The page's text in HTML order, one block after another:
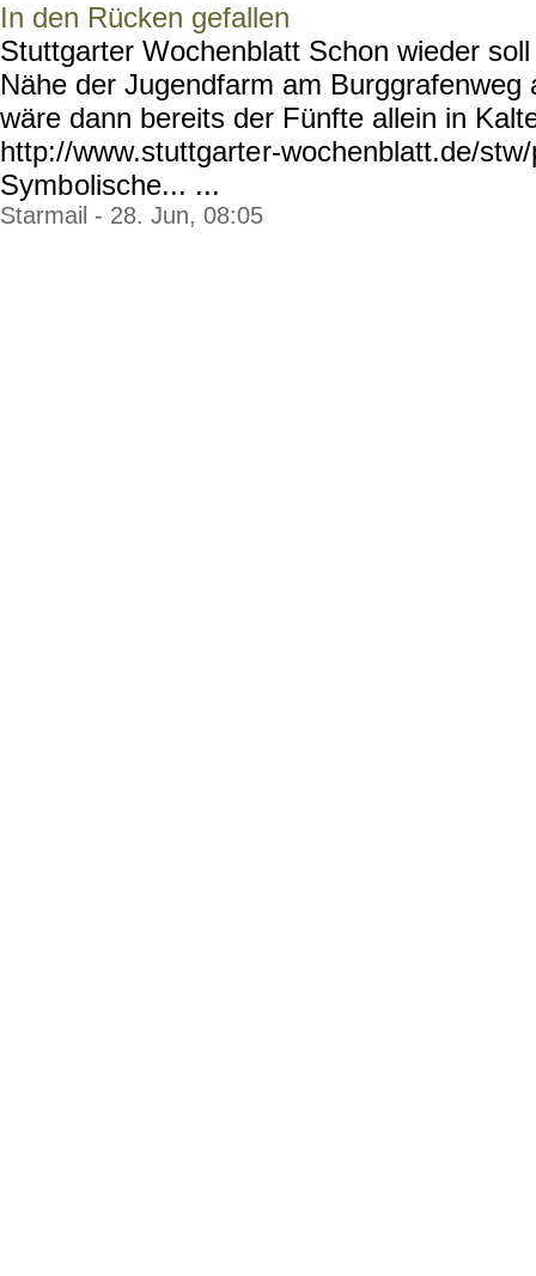
In den Rücken gefallen
Stuttgarter Wochenblatt Schon wieder
Nähe der Jugendfarm am Burggrafenweg
wäre dann bereits der Fünfte allein in
http://www.stuttgarter-wochenblatt.de/
Symbolische... ...
Starmail - 28. Jun, 08:05